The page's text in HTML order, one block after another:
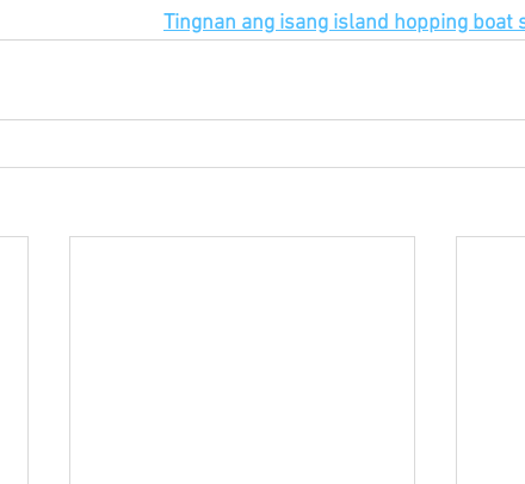
Tingnan ang isang island hopping boat